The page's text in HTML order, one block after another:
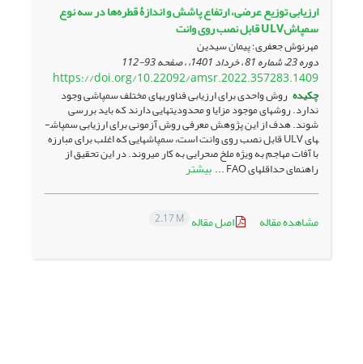
ارزیابی توزیع عرضی، ارتفاع پاشش و اندازۀ قطره‌ها در سه نوع
سمپاشULV قابل نصب روی وانت
مهرنوش جعفری؛ پیمان سیدین
دوره 23، شماره 81 ، خرداد 1401، ، صفحه 93-112
https://doi.org/10.22092/amsr.2022.357283.1409
چکیده روش واحدی برای ارزیابی فناوری­های مختلف سمپاشی وجود
ندارد. روش­های موجود مزایا و محدودیت­هایی دارند که باید بررسی
شوند. هدف از این پژوهش معرفی روش آزمونی برای ارزیابی سمپاش­
های ULV قابل نصب روی وانت است، سمپاش­هایی که اغلب برای مبارزه
با آفات مهاجم به ویژه ملخ صحرایی به ­کار می­روند. در این تحقیق از
راهنمای حداقل­های FAO ... بیشتر
مشاهده مقاله اصل مقاله 2.17 M